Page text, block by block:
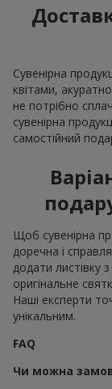
Сувенірна
квітами,
не потрібно
сувенірна
самостійний
Щоб сувенірна
доречна і
додати листівку
оригінальне
Наші експерти
унікальним.
FAQ
Чи можна